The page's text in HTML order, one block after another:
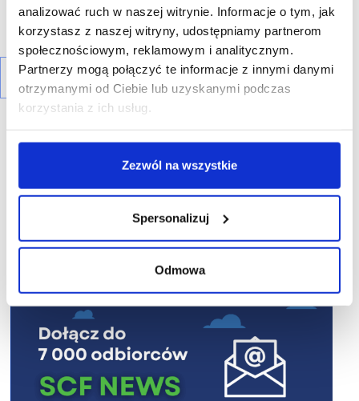
analizować ruch w naszej witrynie. Informacje o tym, jak
korzystasz z naszej witryny, udostępniamy partnerom
społecznościowym, reklamowym i analitycznym.
Partnerzy mogą połączyć te informacje z innymi danymi
otrzymanymi od Ciebie lub uzyskanymi podczas
korzystania z ich usług.
Zezwól na wszystkie
Spersonalizuj
Odmowa
R E K L A M A